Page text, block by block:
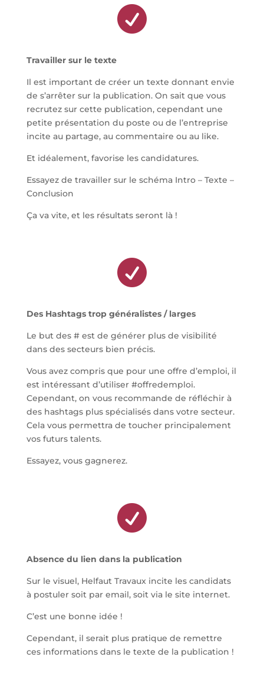

Travailler sur le texte
Il est important de créer un texte donnant envie
de s’arrêter sur la publication. On sait que vous
recrutez sur cette publication, cependant une
petite présentation du poste ou de l’entreprise
incite au partage, au commentaire ou au like.
Et idéalement, favorise les candidatures.
Essayez de travailler sur le schéma Intro – Texte –
Conclusion
Ça va vite, et les résultats seront là !

Des Hashtags trop généralistes / larges
Le but des # est de générer plus de visibilité
dans des secteurs bien précis.
Vous avez compris que pour une offre d’emploi, il
est intéressant d’utiliser #offredemploi.
Cependant, on vous recommande de réfléchir à
des hashtags plus spécialisés dans votre secteur.
Cela vous permettra de toucher principalement
vos futurs talents.
Essayez, vous gagnerez.

Absence du lien dans la publication
Sur le visuel, Helfaut Travaux incite les candidats
à postuler soit par email, soit via le site internet.
C’est une bonne idée !
Cependant, il serait plus pratique de remettre
ces informations dans le texte de la publication !